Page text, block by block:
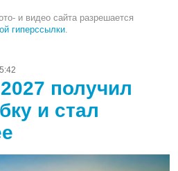
и видео сайта разрешается
гиперссылки.
получил
и стал